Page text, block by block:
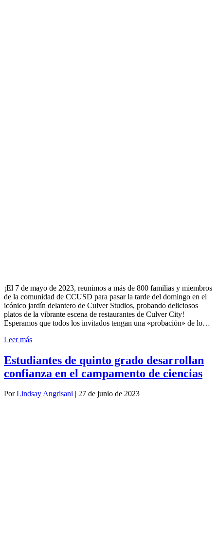
¡El 7 de mayo de 2023, reunimos a más de 800 familias y miembros
de la comunidad de CCUSD para pasar la tarde del domingo en el
icónico jardín delantero de Culver Studios, probando deliciosos
platos de la vibrante escena de restaurantes de Culver City!
Esperamos que todos los invitados tengan una «probación» de lo…
Leer más
Estudiantes de quinto grado desarrollan
confianza en el campamento de ciencias
PorLindsay Angrisani 27 de junio de 2023